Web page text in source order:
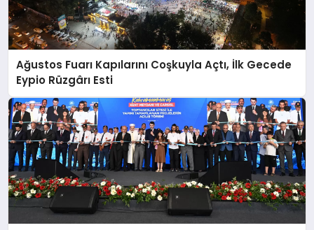
Ağustos Fuarı Kapılarını Coşkuyla Açtı, İlk Gecede
Eypio Rüzgârı Esti